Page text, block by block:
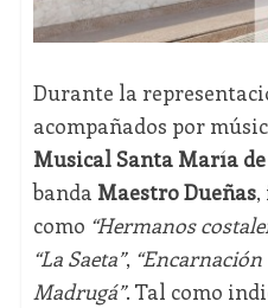
Durante la
acompañados por
Musical Santa María
banda Maestro Dueñas,
como “Hermanos
“La Saeta”,
Madrugá”. Tal como